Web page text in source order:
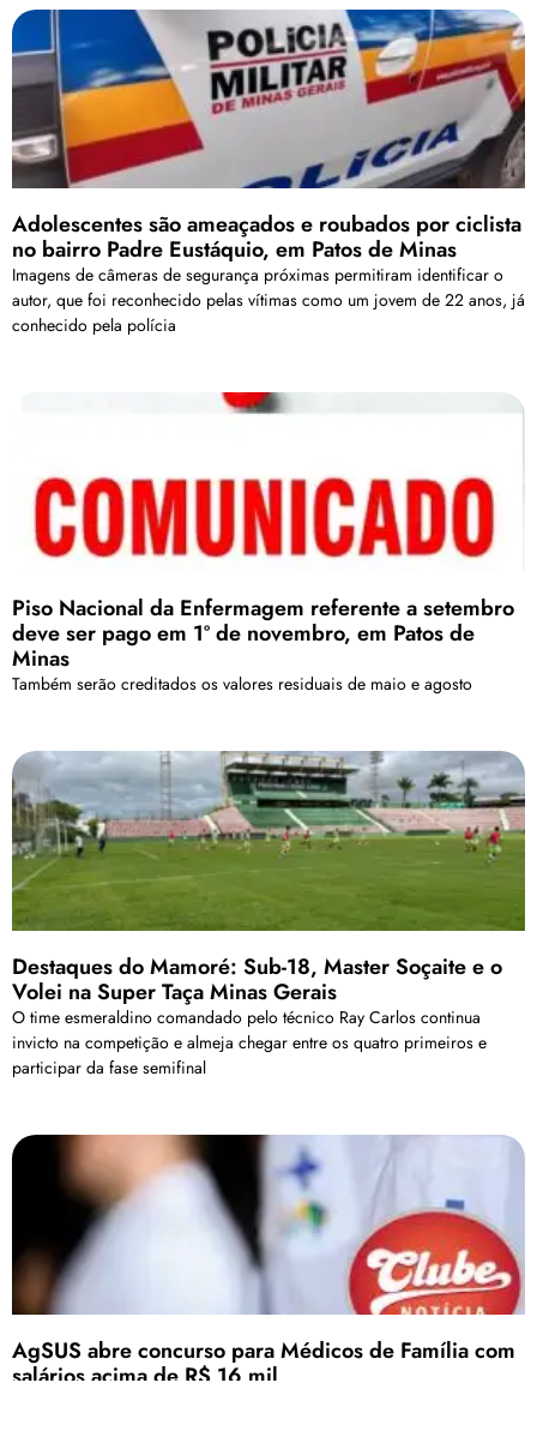
Adolescentes são ameaçados e roubados por ciclista
no bairro Padre Eustáquio, em Patos de Minas
Imagens de câmeras de segurança próximas permitiram identificar o
autor, que foi reconhecido pelas vítimas como um jovem de 22 anos, já
conhecido pela polícia
Piso Nacional da Enfermagem referente a setembro
deve ser pago em 1º de novembro, em Patos de
Minas
Também serão creditados os valores residuais de maio e agosto
Destaques do Mamoré: Sub-18, Master Soçaite e o
Volei na Super Taça Minas Gerais
O time esmeraldino comandado pelo técnico Ray Carlos continua
invicto na competição e almeja chegar entre os quatro primeiros e
participar da fase semifinal
AgSUS abre concurso para Médicos de Família com
salários acima de R$ 16 mil